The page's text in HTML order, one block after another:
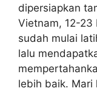
dipersiapkan
Vietnam, 12-23
sudah mulai
lalu
lebih baik. Mari